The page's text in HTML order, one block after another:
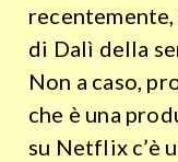
recentemente,
di Dalì della
Non a caso,
che è una
su Netflix c’è